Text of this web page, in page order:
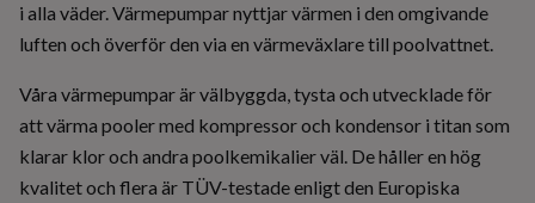
i alla väder. Värmepumpar nyttjar värmen i den omgivande
luften och överför den via en värmeväxlare till poolvattnet.
Våra värmepumpar är välbyggda, tysta och utvecklade för
att värma pooler med kompressor och kondensor i titan som
klarar klor och andra poolkemikalier väl. De håller en hög
kvalitet och flera är TÜV-testade enligt den Europiska